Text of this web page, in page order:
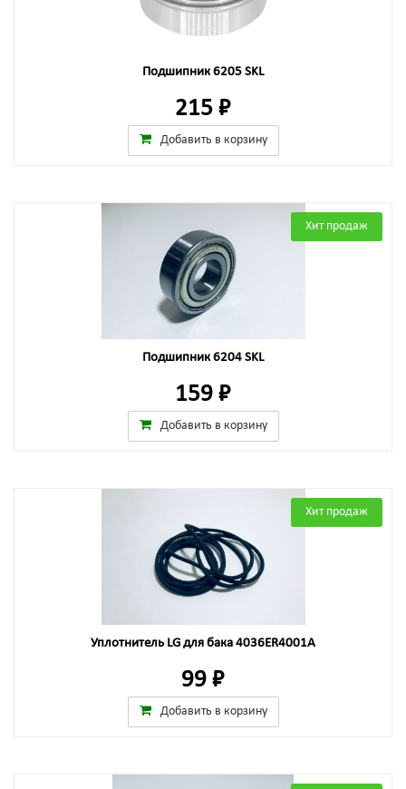
Подшипник 6205 SKL
215 ₽
Добавить в корзину
Хит продаж
Подшипник 6204 SKL
159 ₽
Добавить в корзину
Хит продаж
Уплотнитель LG для бака 4036ER4001A
99 ₽
Добавить в корзину